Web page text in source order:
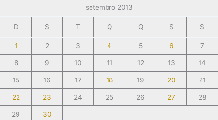
setembro 2013
D S T Q Q S S
1 2 3 4 5 6 7
8 9 10 11 12 13 14
15 16 17 18 19 20 21
22 23 24 25 26 27 28
29 30